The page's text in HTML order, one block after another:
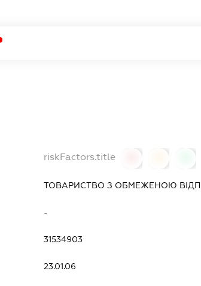
riskFactors.title
ТОВАРИСТВО З ОБМЕЖЕНОЮ
-
31534903
23.01.06